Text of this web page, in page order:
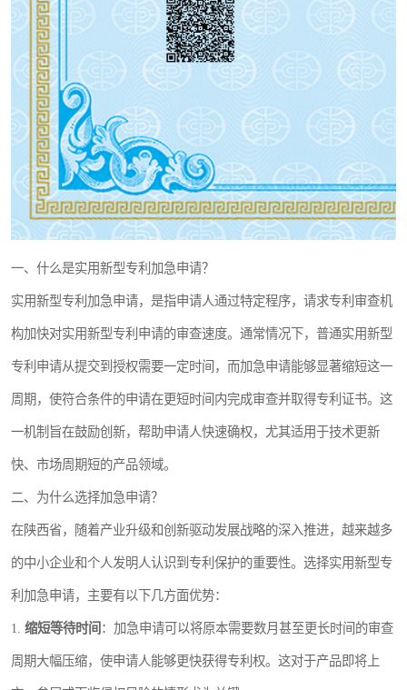
一、什么是实用新型专利加急申请？
实用新型专利加急申请，是指申请人通过特定程序，请求专利审查机
构加快对实用新型专利申请的审查速度。通常情况下，普通实用新型
专利申请从提交到授权需要一定时间，而加急申请能够显著缩短这一
周期，使符合条件的申请在更短时间内完成审查并取得专利证书。这
一机制旨在鼓励创新，帮助申请人快速确权，尤其适用于技术更新
快、市场周期短的产品领域。
二、为什么选择加急申请？
在陕西省，随着产业升级和创新驱动发展战略的深入推进，越来越多
的中小企业和个人发明人认识到专利保护的重要性。选择实用新型专
利加急申请，主要有以下几方面优势：
1. 缩短等待时间 ：加急申请可以将原本需要数月甚至更长时间的审查
周期大幅压缩，使申请人能够更快获得专利权。这对于产品即将上